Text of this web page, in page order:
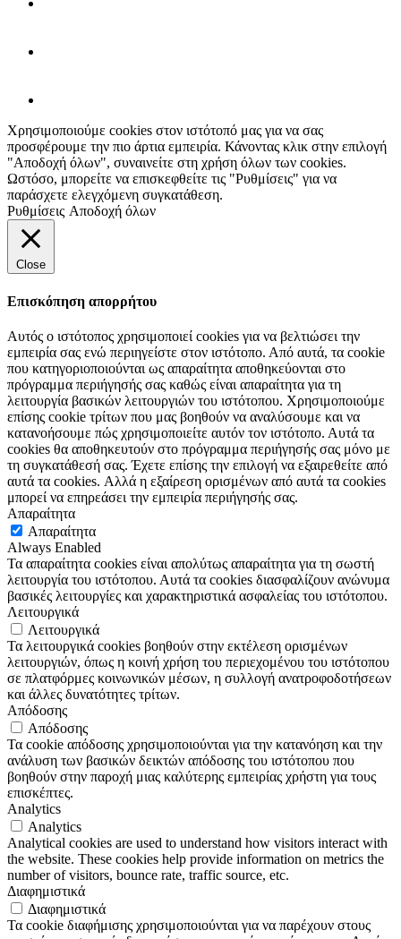
Χρησιμοποιούμε cookies στον ιστότοπό μας για να σας
προσφέρουμε την πιο άρτια εμπειρία. Κάνοντας κλικ στην επιλογή
"Αποδοχή όλων", συναινείτε στη χρήση όλων των cookies.
Ωστόσο, μπορείτε να επισκεφθείτε τις "Ρυθμίσεις" για να
παράσχετε ελεγχόμενη συγκατάθεση.
Ρυθμίσεις Αποδοχή όλων
Close
Επισκόπηση απορρήτου
Αυτός ο ιστότοπος χρησιμοποιεί cookies για να βελτιώσει την
εμπειρία σας ενώ περιηγείστε στον ιστότοπο. Από αυτά, τα cookie
που κατηγοριοποιούνται ως απαραίτητα αποθηκεύονται στο
πρόγραμμα περιήγησής σας καθώς είναι απαραίτητα για τη
λειτουργία βασικών λειτουργιών του ιστότοπου. Χρησιμοποιούμε
επίσης cookie τρίτων που μας βοηθούν να αναλύσουμε και να
κατανοήσουμε πώς χρησιμοποιείτε αυτόν τον ιστότοπο. Αυτά τα
cookies θα αποθηκευτούν στο πρόγραμμα περιήγησής σας μόνο με
τη συγκατάθεσή σας. Έχετε επίσης την επιλογή να εξαιρεθείτε από
αυτά τα cookies. Αλλά η εξαίρεση ορισμένων από αυτά τα cookies
μπορεί να επηρεάσει την εμπειρία περιήγησής σας.
Απαραίτητα
Απαραίτητα
Always Enabled
Τα απαραίτητα cookies είναι απολύτως απαραίτητα για τη σωστή
λειτουργία του ιστότοπου. Αυτά τα cookies διασφαλίζουν ανώνυμα
βασικές λειτουργίες και χαρακτηριστικά ασφαλείας του ιστότοπου.
Λειτουργικά
Λειτουργικά
Τα λειτουργικά cookies βοηθούν στην εκτέλεση ορισμένων
λειτουργιών, όπως η κοινή χρήση του περιεχομένου του ιστότοπου
σε πλατφόρμες κοινωνικών μέσων, η συλλογή ανατροφοδοτήσεων
και άλλες δυνατότητες τρίτων.
Απόδοσης
Απόδοσης
Τα cookie απόδοσης χρησιμοποιούνται για την κατανόηση και την
ανάλυση των βασικών δεικτών απόδοσης του ιστότοπου που
βοηθούν στην παροχή μιας καλύτερης εμπειρίας χρήστη για τους
επισκέπτες.
Analytics
Analytics
Analytical cookies are used to understand how visitors interact with
the website. These cookies help provide information on metrics the
number of visitors, bounce rate, traffic source, etc.
Διαφημιστικά
Διαφημιστικά
Τα cookie διαφήμισης χρησιμοποιούνται για να παρέχουν στους